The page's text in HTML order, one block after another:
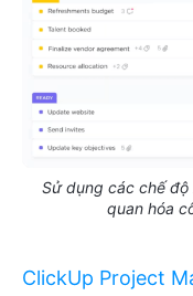
Sử dụng các chế
quan hóa
ClickUp Project